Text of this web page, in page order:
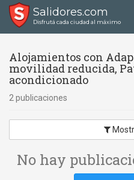
Salidores.com
Disfrutá cada ciudad al máximo
Alojamientos con
movilidad reducida,
acondicionado
2 publicaciones
No hay